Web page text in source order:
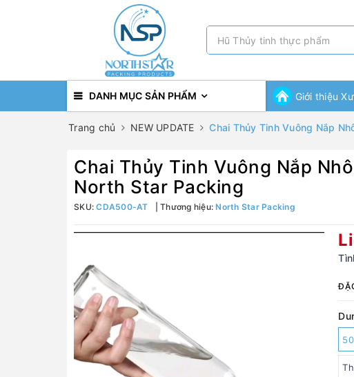
DANH MỤC SẢN PHẨM Giới thiệu
Trang chủ NEW UPDATE Chai Thủy Tinh Vuông Nắp
Chai Thủy Tinh Vuông Nắp
North Star Packing
SKU:CDA500-AT Thương hiệu:North Star Packing